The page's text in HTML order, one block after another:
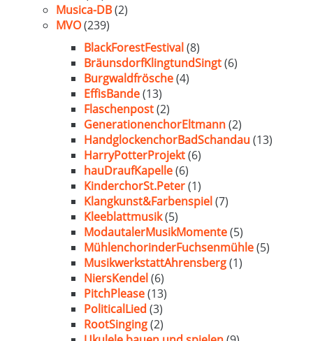
Musica-DB(2)
MVO(239)
BlackForestFestival(8)
BräunsdorfKlingtundSingt(6)
Burgwaldfrösche(4)
EffisBande(13)
Flaschenpost(2)
GenerationenchorEltmann(2)
HandglockenchorBadSchandau(13)
HarryPotterProjekt(6)
hauDraufKapelle(6)
KinderchorSt.Peter(1)
Klangkunst&Farbenspiel(7)
Kleeblattmusik(5)
ModautalerMusikMomente(5)
MühlenchorinderFuchsenmühle(5)
MusikwerkstattAhrensberg(1)
NiersKendel(6)
PitchPlease(13)
PoliticalLied (3)
RootSinging(2)